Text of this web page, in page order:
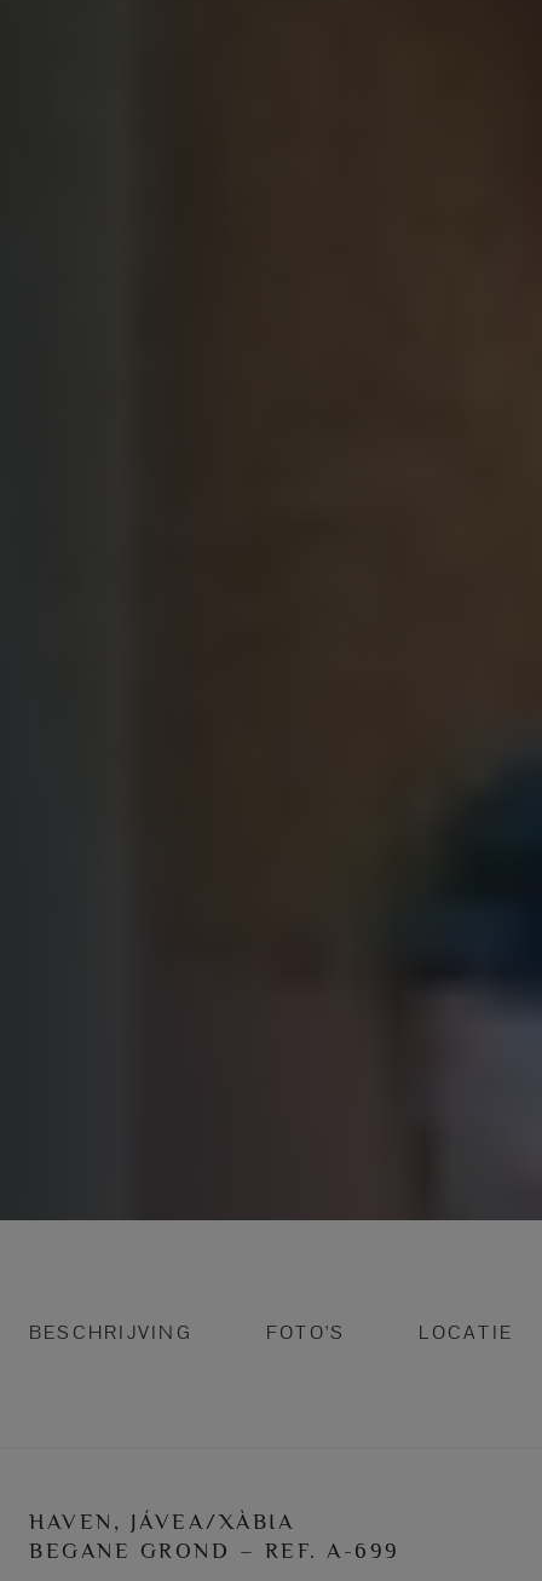
BESCHRIJVING FOTO'S LOCATIE
HAVEN, JÁVEA/XÀBIA
BEGANE GROND – REF. A-699